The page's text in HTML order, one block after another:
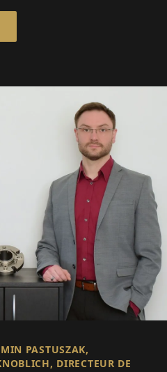
recyclable...
PASTUSZAK,
DIRECTEUR DE